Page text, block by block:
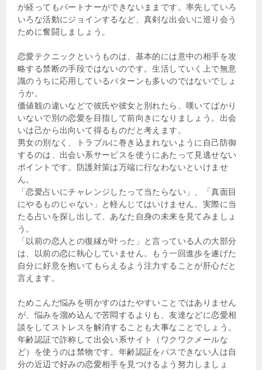
が経ってもパートナーができないままです。率先していろ
いろな活動にジョインするなど、真剣な出会いに巡り会う
ために奮闘しましょう。
恋愛テクニックというものは、基本的には意中の相手を攻
略する禁断の手段ではないのです。生活していく上で無意
識のうちに応用しているパターンも多いのではないでしょ
うか。
価値観の違いなどで彼氏や彼女と別れたら、嘆いてばかり
いないで別の恋愛を目指して前向きになりましょう。出会
いは己から出向いて得るものだと考えます。
男女の別なく、トラブルに巻き込まれないように自己防御
するのは、出会い系サービスを使うにあたって見逃せない
ポイントです。防護対策は万端に行なわないといけませ
ん。
「恋愛占いにチャレンジしたって当たらない」、「真面目
にやるものじゃない」と軽んじてはいけません。実際に当
たる占いを探し出して、あなた自身の未来を見てみましょ
う。
「以前の恋人との復縁が叶った」と言っている人の大部分
は、以前の恋に執心していません。もう一回進歩を遂げた
自分に好意を抱いてもらえるよう注力することが肝心だと
言えます。
ためこんだ悩みを明かすのはたやすいことではありません
が、悩みを溜め込んで苦悶するよりも、友達などに恋愛相
談をしてストレスを解消することも大事なことでしょう。
年齢認証で詐称して出会い系サイト（ワクワクメールな
ど）を使うのは禁物です。年齢認証をパスできない人は自
分の近辺で好みの恋愛相手を見つけるよう努力しましょ